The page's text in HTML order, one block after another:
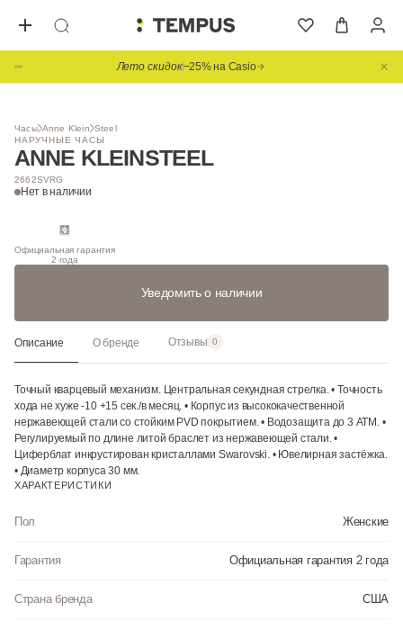
Лето скидок−25% на Casio
Часы Anne Klein Steel
НАРУЧНЫЕ ЧАСЫ
ANNE KLEINSTEEL
2662SVRG
Нет в наличии
1/ 3
Официальная гарантия
2 года
Уведомить о наличии
Описание О бренде Отзывы 0
Точный кварцевый механизм. Центральная секундная стрелка. • Точность
хода не хуже -10 +15 сек./в месяц. • Корпус из высококачественной
нержавеющей стали со стойким PVD покрытием. • Водозащита до 3 АТМ. •
Регулируемый по длине литой браслет из нержавеющей стали. •
Циферблат инкрустирован кристаллами Swarovski. • Ювелирная застёжка.
• Диаметр корпуса 30 мм.
ХАРАКТЕРИСТИКИ
Пол Женские
Гарантия Официальная гарантия 2 года
Страна бренда США